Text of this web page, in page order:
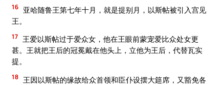
16 亚哈随鲁王第七年十月，就是提别月，以斯帖被引入宫见
王。
17 王爱以斯帖过于爱众女，他在王眼前蒙宠爱比众处女更
甚。王就把王后的冠冕戴在他头上，立他为王后，代替瓦实
提。
18
王因以斯帖的缘故给众首领和臣仆设摆大筵席，又豁免各